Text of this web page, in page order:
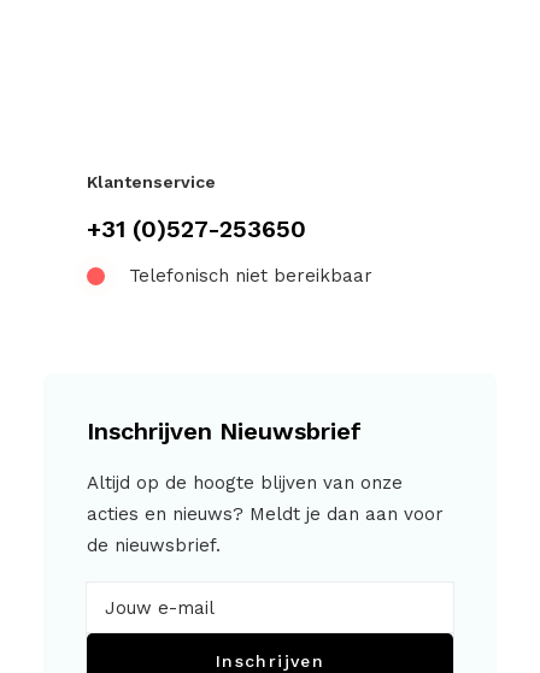
Klantenservice
+31 (0)527-253650
Telefonisch niet bereikbaar
Inschrijven Nieuwsbrief
Altijd op de hoogte blijven van onze
acties en nieuws? Meldt je dan aan voor
de nieuwsbrief.
Inschrijven